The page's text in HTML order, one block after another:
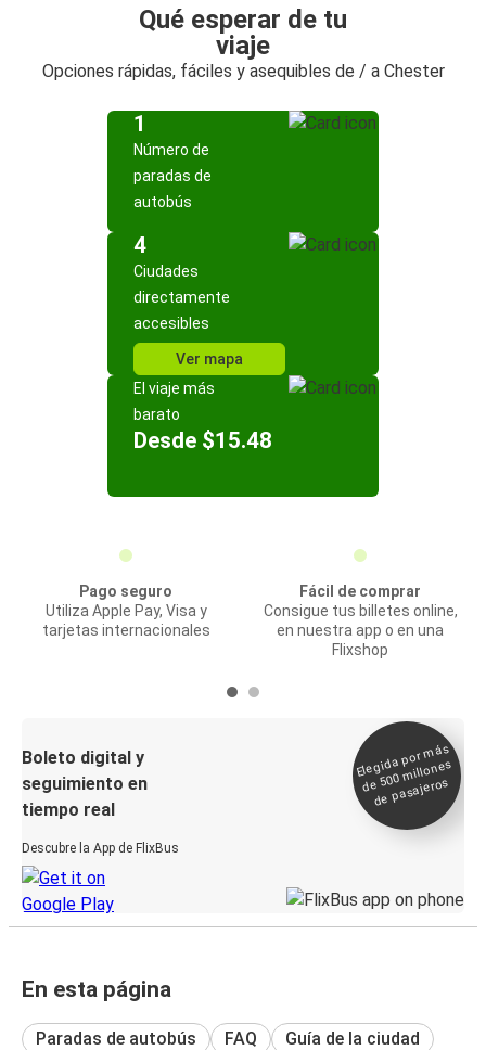
Qué esperar de tu
viaje
Opciones rápidas, fáciles y asequibles de / a Chester
1
Número de
paradas de
autobús
4
Ciudades
directamente
accesibles
Ver mapa
El viaje más
barato
Desde $15.48
Pago seguro
Utiliza Apple Pay, Visa y
tarjetas internacionales
Fácil de comprar
Consigue tus billetes online,
en nuestra app o en una
Flixshop
Boleto digital y
seguimiento en
tiempo real
Descubre la App de FlixBus
Elegida por
más
de 500
millones
de pasajeros
En esta página
Paradas de autobús FAQ Guía de la ciudad